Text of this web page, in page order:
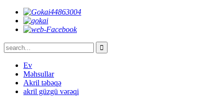
Ev
Məhsullar
Akril təbəqə
akril güzgü vərəqi